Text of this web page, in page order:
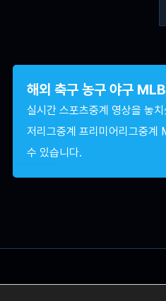
해외 축구 농구 야구
실시간 스포츠중계 영상을 놓
저리그중계 프리미어리그중
수 있습니다.